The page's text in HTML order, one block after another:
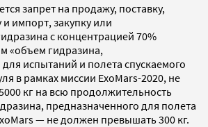
запрет на продажу, поставку,
и импорт, закупку или
с концентрацией 70%
«объем гидразина,
испытаний и полета спускаемого
в рамках миссии ExoMars-2020, не
кг на всю продолжительность
предназначенного для полета
— не должен превышать 300 кг.